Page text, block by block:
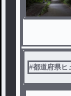
#都道府県ヒ